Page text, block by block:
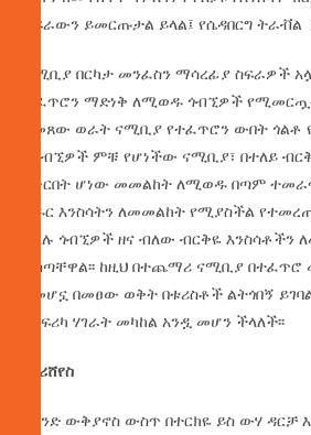
ስፍራውን ይመርጡታል ይላል፤ የሴዳበርግ ትራቭል
ናሚቢያ በርካታ መንፈስን ማሳረፊያ ስፍራዎች
ተፈጥሮን ማድነቅ ለሚወዱ ጎብኚዎች የሚመርጧት
በመጸው ወራት ናሚቢያ የተፈጥሮን ውበት ጎልቶ
ለጎብኚዎች ምቹ የሆነችው ናሚቢያ፣ በተለይ
በቅርበት ሆነው መመልከት ለሚወዱ በጣም
የዱር እንስሳትን ለመመልከት የሚያስችል
ስላሉ ጎብኚዎች ዘና ብለው ብርቅዬ እንስሳቶችን
ይሰጣቸዋል፡፡ ከዚህ በተጨማሪ ናሚቢያ በተፈጥሮ
በመሆኗ በመፀው ወቅት በቱሪስቶች ልትጎበኝ
የአፍሪካ ሃገራት መካከል አንዷ መሆን ችላለች፡፡
ሞሪሸየስ
በህንድ ውቅያኖስ ውስጥ በተርክዬ ይስ ውሃ